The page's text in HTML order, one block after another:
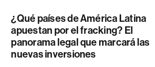
¿Qué países de América Latina
apuestan por el fracking? El
panorama legal que marcará las
nuevas inversiones